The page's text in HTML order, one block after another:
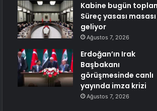
Kabine bugün
Süreç yasası masası
geliyor
Ağustos 7, 2026
Erdoğan’ın Irak
Başbakanı
görüşmesinde canlı
yayında imza krizi
Ağustos 7, 2026